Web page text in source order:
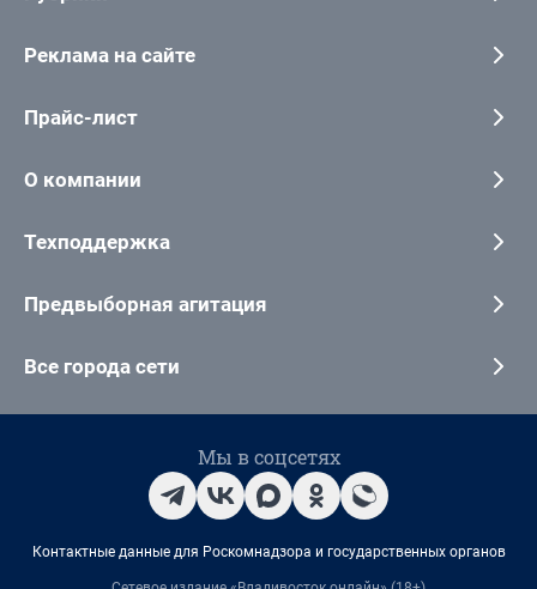
Реклама на сайте
Прайс-лист
О компании
Техподдержка
Предвыборная агитация
Все города сети
Мы в соцсетях
Контактные данные для Роскомнадзора и государственных органов